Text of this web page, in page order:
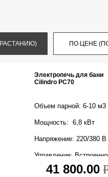
ПО ЦЕНЕ
Электропечь для бани
Cilindro PC70
Объем парной: 6-10 м3
Мощность: 6,8 кВт
Напряжение: 220/380 В
Управление:
41 800.00